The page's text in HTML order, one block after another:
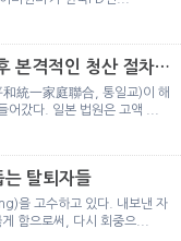
和統一家庭聯合, 통일교)이 해
어갔다. 일본 법원은 고액 ...
는 탈퇴자들
을 고수하고 있다. 내보낸 자
함으로써, 다시 회중으...